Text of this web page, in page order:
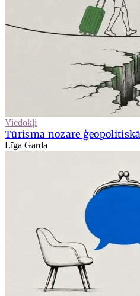
Viedokļi
Tūrisma nozare
Līga Garda